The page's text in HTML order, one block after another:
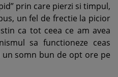
prin care pierzi si timpul,
un fel de frectie la picior
ca tot ceea ce am avea
sa functioneze ceas
somn bun de opt ore pe